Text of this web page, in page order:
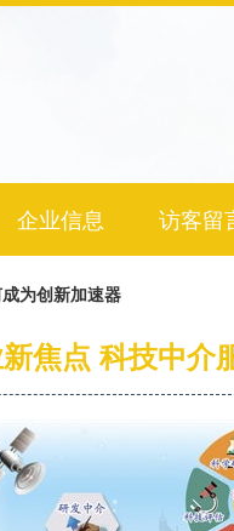
企业信息 访客留
为创新加速器
焦点 科技中介